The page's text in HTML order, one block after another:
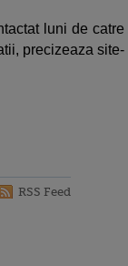
luni de catre
precizeaza site-
RSS Feed